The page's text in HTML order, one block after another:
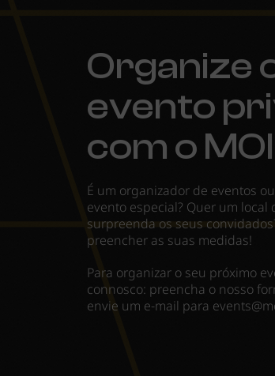
Organize
evento
com o
É um organizador de eventos
evento especial? Quer um local
surpreenda os seus
preencher as suas medidas!
Para organizar o seu próximo
connosco: preencha o nosso
envie um e-mail para